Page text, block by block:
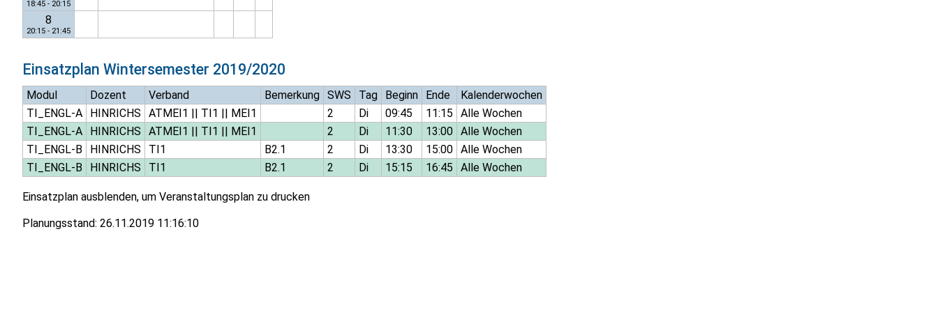
18:45 - 20:15
8
20:15 - 21:45
Einsatzplan Wintersemester 2019/2020
Modul Dozent Verband Bemerkung SWS Tag Beginn Ende
Kalenderwochen
TI_ENGL-A
HINRICHS ATMEI1 || TI1 || MEI1 2 Di 09:45 11:15
Alle Wochen
TI_ENGL-A
HINRICHS ATMEI1 || TI1 || MEI1 2 Di 11:30 13:00 Alle Wochen
TI_ENGL-B
HINRICHS TI1 B2.1 2 Di 13:30 15:00 Alle Wochen
TI_ENGL-B
HINRICHS TI1 B2.1 2 Di 15:15 16:45 Alle Wochen
Einsatzplan ausblenden, um Veranstaltungsplan zu drucken
Planungsstand: 26.11.2019 11:16:10